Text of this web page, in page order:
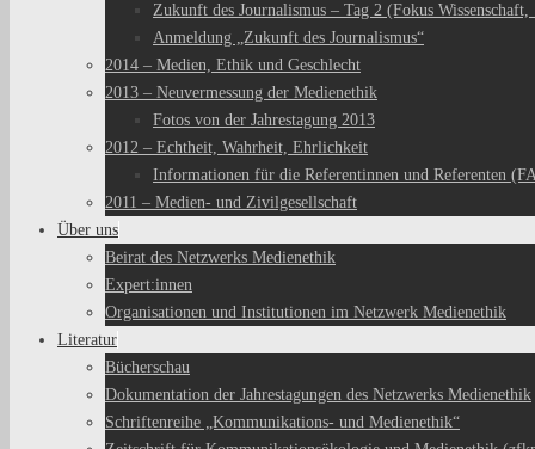
Zukunft des Journalismus – Tag 2 (Fokus Wissenschaft,
Anmeldung „Zukunft des Journalismus“
2014 – Medien, Ethik und Geschlecht
2013 – Neuvermessung der Medienethik
Fotos von der Jahrestagung 2013
2012 – Echtheit, Wahrheit, Ehrlichkeit
Informationen für die Referentinnen und Referenten
2011 – Medien- und Zivilgesellschaft
Über uns
Beirat des Netzwerks Medienethik
Expert:innen
Organisationen und Institutionen im Netzwerk Medienethik
Literatur
Bücherschau
Dokumentation der Jahrestagungen des Netzwerks Medienethik
Schriftenreihe „Kommunikations- und Medienethik“